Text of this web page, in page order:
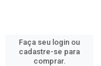
Faça seu login ou
cadastre-se para
comprar.